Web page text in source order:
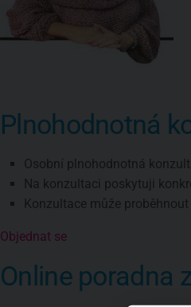
Plnohodnotná
Osobní plnohodnotná
Na konzultaci poskytuji
Konzultace může
Objednat se
Online poradna